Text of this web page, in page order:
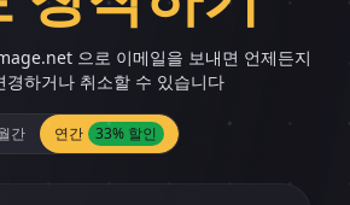
으로 이메일을 보내면 언제든지
경하거나 취소할 수 있습니다
간 연간 33% 할인